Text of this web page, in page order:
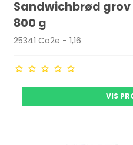
Sandwichbrød grov
800 g
25341 Co2e - 1,16
VIS